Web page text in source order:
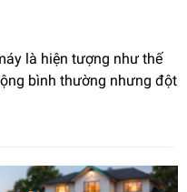
là hiện tượng như thế
bình thường nhưng đột